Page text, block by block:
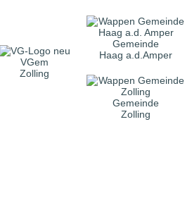
VGem
Zolling
Gemeinde
Haag a.d.Amper
Gemeinde
Zolling